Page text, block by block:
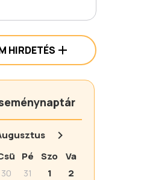
HIRDETÉS
Pé Szo
Va
30 31 1
2